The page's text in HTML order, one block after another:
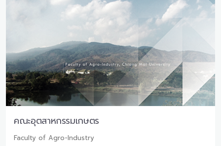
คณะอุตสาหกรรมเกษตร
Faculty of Agro-Industry